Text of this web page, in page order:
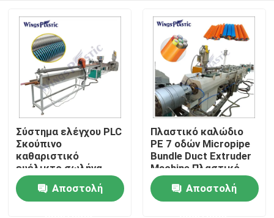
Σπίτι
Προϊόντα
Σύστημα ελέγχου PLC
Σκούπινο
καθαριστικό
ευέλικτο σωλήνα
PVC PE EVA
πλαστικό σωλήνα
μηχανή εκτόξευσης
Αποστολή
Πλαστικό καλώδιο
PE 7 οδών Micropipe
Bundle Duct Extruder
Machine Πλαστικό
μηχανή εκτόξευσης
σωλήνωνΑποστολή